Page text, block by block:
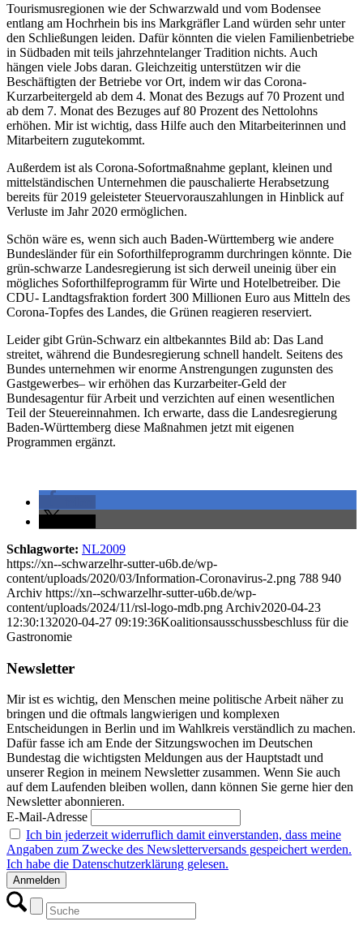
Tourismusregionen wie der Schwarzwald und vom Bodensee
entlang am Hochrhein bis ins Markgräfler Land würden sehr unter
den Schließungen leiden. Dafür könnten die vielen Familienbetriebe
in Südbaden mit teils jahrzehntelanger Tradition nichts. Auch
hängen viele Jobs daran. Gleichzeitig unterstützen wir die
Beschäftigten der Betriebe vor Ort, indem wir das Corona-
Kurzarbeitergeld ab dem 4. Monat des Bezugs auf 70 Prozent und
ab dem 7. Monat des Bezuges auf 80 Prozent des Nettolohns
erhöhen. Mir ist wichtig, dass Hilfe auch den Mitarbeiterinnen und
Mitarbeitern zugutekommt.
Außerdem ist als Corona-Sofortmaßnahme geplant, kleinen und
mittelständischen Unternehmen die pauschalierte Herabsetzung
bereits für 2019 geleisteter Steuervorauszahlungen in Hinblick auf
Verluste im Jahr 2020 ermöglichen.
Schön wäre es, wenn sich auch Baden-Württemberg wie andere
Bundesländer für ein Soforthilfeprogramm durchringen könnte. Die
grün-schwarze Landesregierung ist sich derweil uneinig über ein
mögliches Soforthilfeprogramm für Wirte und Hotelbetreiber. Die
CDU- Landtagsfraktion fordert 300 Millionen Euro aus Mitteln des
Corona-Topfes des Landes, die Grünen reagieren reserviert.
Leider gibt Grün-Schwarz ein altbekanntes Bild ab: Das Land
streitet, während die Bundesregierung schnell handelt. Seitens des
Bundes unternehmen wir enorme Anstrengungen zugunsten des
Gastgewerbes– wir erhöhen das Kurzarbeiter-Geld der
Bundesagentur für Arbeit und verzichten auf einen wesentlichen
Teil der Steuereinnahmen. Ich erwarte, dass die Landesregierung
Baden-Württemberg diese Maßnahmen jetzt mit eigenen
Programmen ergänzt.
Schlagworte: NL2009
https://xn--schwarzelhr-sutter-u6b.de/wp-
content/uploads/2020/03/Information-Coronavirus-2.png 788 940
Archiv https://xn--schwarzelhr-sutter-u6b.de/wp-
content/uploads/2024/11/rsl-logo-mdb.png Archiv2020-04-23
12:30:132020-04-27 09:19:36Koalitionsausschussbeschluss für die
Gastronomie
Newsletter
Mir ist es wichtig, den Menschen meine politische Arbeit näher zu
bringen und die oftmals langwierigen und komplexen
Entscheidungen in Berlin und im Wahlkreis verständlich zu machen.
Dafür fasse ich am Ende der Sitzungswochen im Deutschen
Bundestag die wichtigsten Meldungen aus der Hauptstadt und
unserer Region in meinem Newsletter zusammen. Wenn Sie auch
auf dem Laufenden bleiben wollen, dann können Sie gerne hier den
Newsletter abonnieren.
E-Mail-Adresse
Ich bin jederzeit widerruflich damit einverstanden, dass meine
Angaben zum Zwecke des Newsletterversands gespeichert werden.
Ich habe die Datenschutzerklärung gelesen.